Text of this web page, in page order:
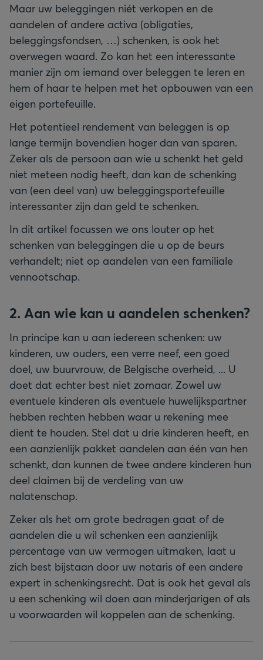
Maar uw beleggingen niét verkopen en de
aandelen of andere activa (obligaties,
beleggingsfondsen, …) schenken, is ook het
overwegen waard. Zo kan het een interessante
manier zijn om iemand over beleggen te leren en
hem of haar te helpen met het opbouwen van een
eigen portefeuille.
Het potentieel rendement van beleggen is op
lange termijn bovendien hoger dan van sparen.
Zeker als de persoon aan wie u schenkt het geld
niet meteen nodig heeft, dan kan de schenking
van (een deel van) uw beleggingsportefeuille
interessanter zijn dan geld te schenken.
In dit artikel focussen we ons louter op het
schenken van beleggingen die u op de beurs
verhandelt; niet op aandelen van een familiale
vennootschap.
2. Aan wie kan u aandelen schenken?
In principe kan u aan iedereen schenken: uw
kinderen, uw ouders, een verre neef, een goed
doel, uw buurvrouw, de Belgische overheid, ... U
doet dat echter best niet zomaar. Zowel uw
eventuele kinderen als eventuele huwelijkspartner
hebben rechten hebben waar u rekening mee
dient te houden. Stel dat u drie kinderen heeft, en
een aanzienlijk pakket aandelen aan één van hen
schenkt, dan kunnen de twee andere kinderen hun
deel claimen bij de verdeling van uw
nalatenschap.
Zeker als het om grote bedragen gaat of de
aandelen die u wil schenken een aanzienlijk
percentage van uw vermogen uitmaken, laat u
zich best bijstaan door uw notaris of een andere
expert in schenkingsrecht. Dat is ook het geval als
u een schenking wil doen aan minderjarigen of als
u voorwaarden wil koppelen aan de schenking.